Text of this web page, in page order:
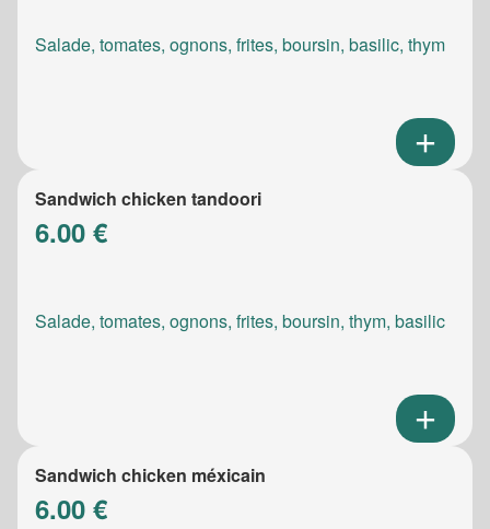
Salade, tomates, ognons, frites, boursin, basilic, thym
Sandwich chicken tandoori
6.00 €
Salade, tomates, ognons, frites, boursin, thym, basilic
Sandwich chicken méxicain
6.00 €